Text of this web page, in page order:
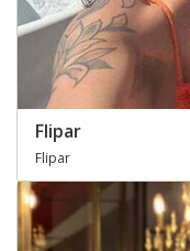
Flipar
Flipar